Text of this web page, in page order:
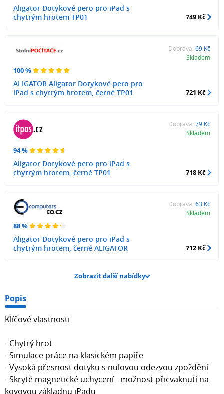
Aligator Dotykové pero pro iPad s
chytrým hrotem TP01
749 Kč
100 %
ALIGATOR Aligator Dotykové pero pro
iPad s chytrým hrotem, černé TP01
Doprava: 69 Kč
Skladem
721 Kč
94 %
Aligator Dotykové pero pro iPad s
chytrým hrotem, černé TP01
Doprava: 79 Kč
Skladem
718 Kč
88 %
Aligator Dotykové pero pro iPad s
chytrým hrotem, černé ALIGATOR
Doprava: 63 Kč
Skladem
712 Kč
Zobrazit další nabídky
Popis
Klíčové vlastnosti
- Chytrý hrot
- Simulace práce na klasickém papíře
- Vysoká přesnost dotyku s nulovou odezvou zpoždění
- Skryté magnetické uchycení - možnost přicvaknutí na
kovovou základnu iPadu